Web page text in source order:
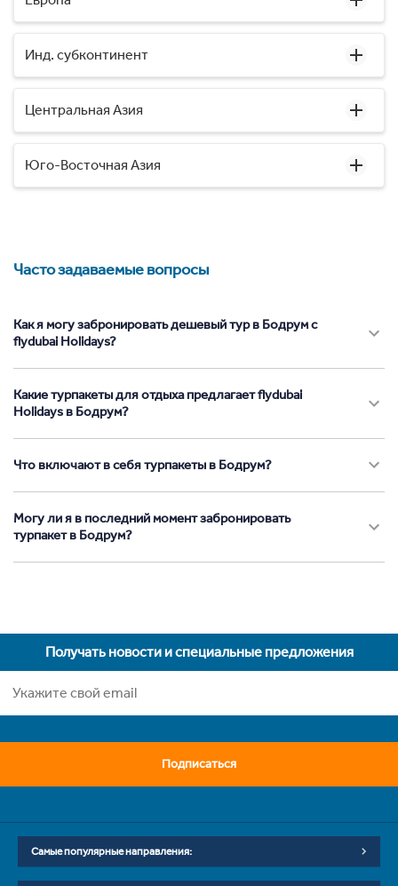
Инд. субконтинент
Центральная Азия
Юго-Восточная Азия
Часто задаваемые вопросы
Как я могу забронировать дешевый тур в Бодрум с
flydubai Holidays?
Какие турпакеты для отдыха предлагает flydubai
Holidays в Бодрум?
Что включают в себя турпакеты в Бодрум?
Могу ли я в последний момент забронировать
турпакет в Бодрум?
Получать новости и специальные предложения
Подписаться
Самые популярные направления: